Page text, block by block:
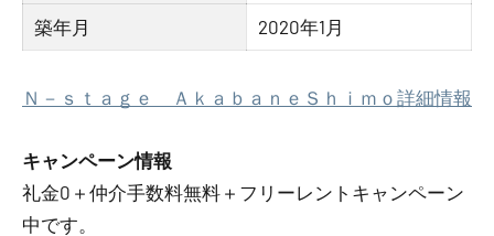
築年月 2020年1月
Ｎ－ｓｔａｇｅ ＡｋａｂａｎｅＳｈｉｍｏ詳細情報
キャンペーン情報
礼金0 ＋ 仲介手数料無料 ＋ フリーレント キャンペーン
中です。